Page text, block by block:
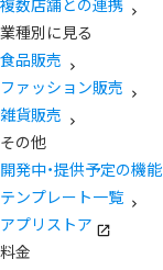
複数店舗との連携
業種別に見る
食品販売
ファッション販売
雑貨販売
その他
開発中・提供予定の機能
テンプレート一覧
アプリストア
料金